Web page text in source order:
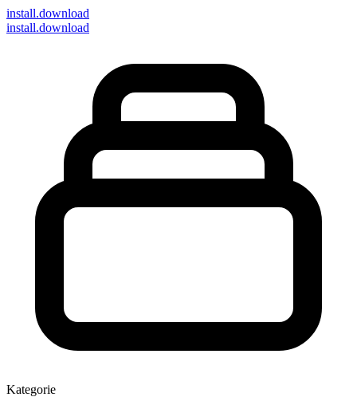
install.download
install.download
Kategorie